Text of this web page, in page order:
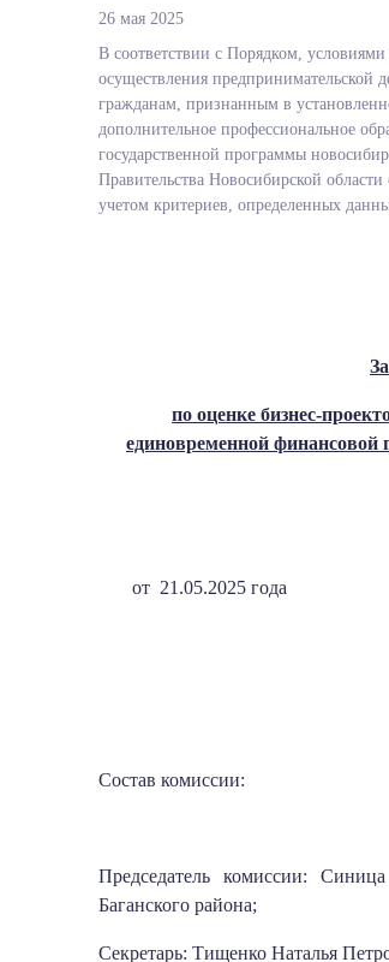
26 мая 2025
В соответствии с Порядком,
осуществления предпринимательской
гражданам, признанным в
дополнительное профессиональное
государственной программы
Правительства Новосибирской
учетом критериев, определенных
по оценке бизнес-
единовременной финансовой
от
Состав комиссии:
Председатель комиссии:
Баганского района;
Секретарь: Тищенко Наталья